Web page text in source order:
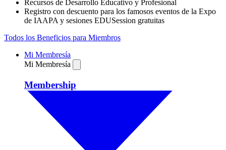
Recursos de Desarrollo Educativo y Profesional
Registro con descuento para los famosos eventos de la Expo
de IAAPA y sesiones EDUSession gratuitas
Todos los Beneficios para Miembros
Mi Membresía
Mi Membresía
Membership